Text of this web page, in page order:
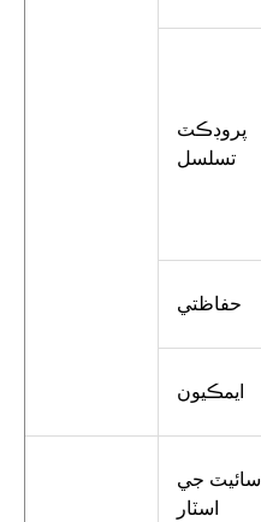
پروڊڪٽ
تسلسل
حفاظتي
ايمڪيون
سائيٽ جي
اسٽار